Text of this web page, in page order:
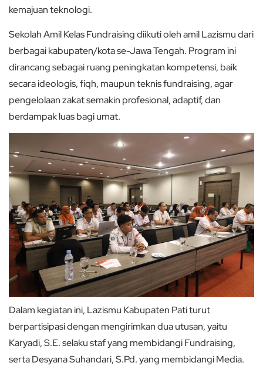
kemajuan teknologi.
Sekolah Amil Kelas Fundraising diikuti oleh amil Lazismu dari
berbagai kabupaten/kota se-Jawa Tengah. Program ini
dirancang sebagai ruang peningkatan kompetensi, baik
secara ideologis, fiqh, maupun teknis fundraising, agar
pengelolaan zakat semakin profesional, adaptif, dan
berdampak luas bagi umat.
Dalam kegiatan ini, Lazismu Kabupaten Pati turut
berpartisipasi dengan mengirimkan dua utusan, yaitu
Karyadi, S.E. selaku staf yang membidangi Fundraising,
serta Desyana Suhandari, S.Pd. yang membidangi Media.